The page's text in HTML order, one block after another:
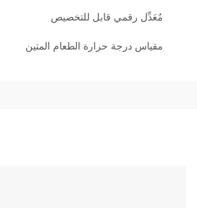
مُعَدِّل رقمي قابل للتخصيص
مقياس درجة حرارة الطعام المتين